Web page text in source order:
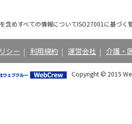
含めすべての情報についてISO27001に基づく
シー ｜ 利用規約 ｜ 運営会社 ｜ 介護・
Copyright © 2015